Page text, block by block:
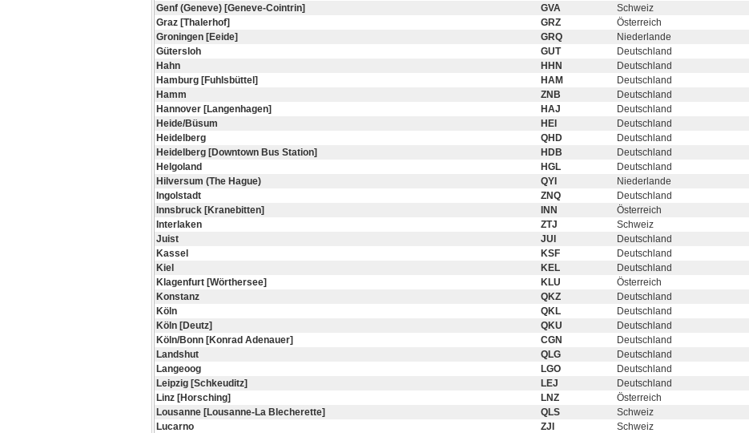
Genf (Geneve) [Geneve-Cointrin]
GVA
Schweiz
Graz [Thalerhof]
GRZ
Österreich
Groningen [Eeide]
GRQ
Niederlande
Gütersloh
GUT
Deutschland
Hahn
HHN
Deutschland
Hamburg [Fuhlsbüttel]
HAM
Deutschland
Hamm
ZNB
Deutschland
Hannover [Langenhagen]
HAJ
Deutschland
Heide/Büsum
HEI
Deutschland
Heidelberg
QHD
Deutschland
Heidelberg [Downtown Bus Station]
HDB
Deutschland
Helgoland
HGL
Deutschland
Hilversum (The Hague)
QYI
Niederlande
Ingolstadt
ZNQ
Deutschland
Innsbruck [Kranebitten]
INN
Österreich
Interlaken
ZTJ
Schweiz
Juist
JUI
Deutschland
Kassel
KSF
Deutschland
Kiel
KEL
Deutschland
Klagenfurt [Wörthersee]
KLU
Österreich
Konstanz
QKZ
Deutschland
Köln
QKL
Deutschland
Köln [Deutz]
QKU
Deutschland
Köln/Bonn [Konrad Adenauer]
CGN
Deutschland
Landshut
QLG
Deutschland
Langeoog
LGO
Deutschland
Leipzig [Schkeuditz]
LEJ
Deutschland
Linz [Horsching]
LNZ
Österreich
Lousanne [Lousanne-La Blecherette]
QLS
Schweiz
Lucarno
ZJI
Schweiz